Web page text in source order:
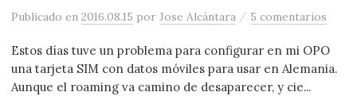
Publicadoen2016.08.15 porJose Alcántara / 5 comentarios
Estos días tuve un problema para configurar en mi OPO
una tarjeta SIM con datos móviles para usar en Alemania.
Aunque el roaming va camino de desaparecer, y cie...